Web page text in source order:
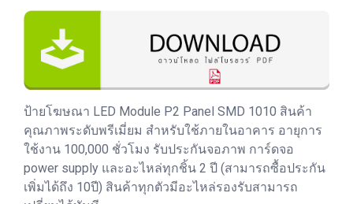
ป้ายโฆษณา LED Module P2 Panel SMD 1010 สินค้า
คุณภาพระดับพรีเมี่ยม สำหรับใช้ภายในอาคาร อายุการ
ใช้งาน 100,000 ชั่วโมง รับประกันจอภาพ การ์ดจอ
power supply และอะไหล่ทุกชิ้น 2 ปี (สามารถซื้อประกัน
เพิ่มได้ถึง 10ปี) สินค้าทุกตัวมีอะไหล่รองรับสามารถ